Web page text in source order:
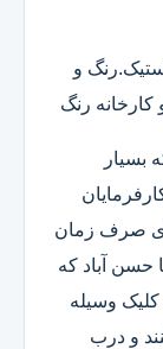
و
رنگ
بسیار
صرف زمان
حسن آباد که
کلیک وسیله
و درب